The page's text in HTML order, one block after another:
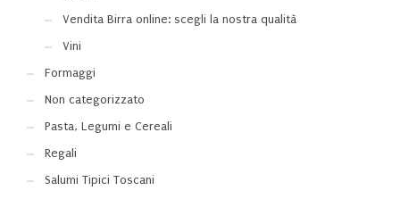
Vendita Birra online: scegli la nostra qualità
Vini
Formaggi
Non categorizzato
Pasta, Legumi e Cereali
Regali
Salumi Tipici Toscani